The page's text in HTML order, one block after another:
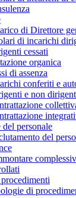
di Direttore
di incarichi
cessati
organica
di assenza
conferiti e
e non
del personale
del
di